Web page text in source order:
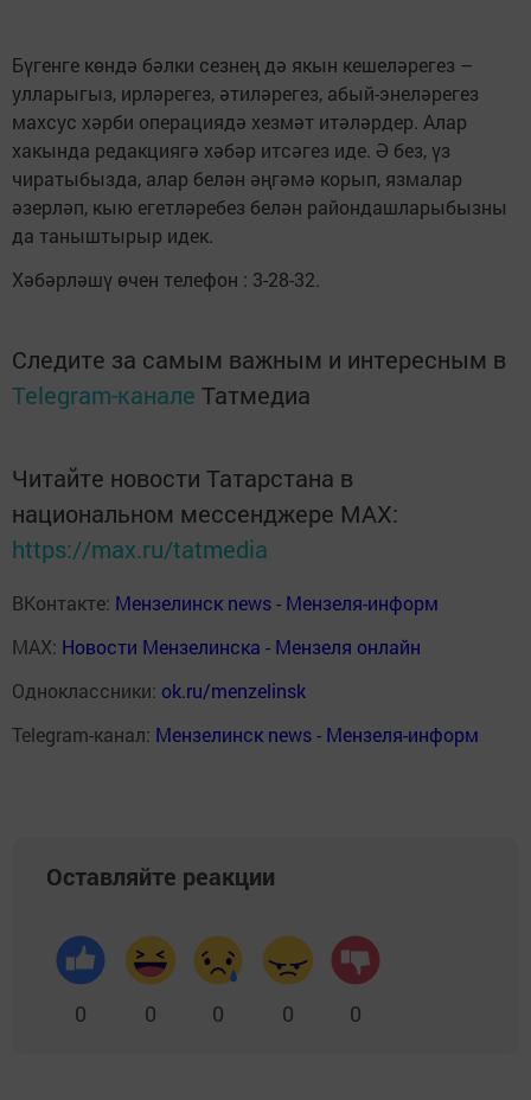
Бүгенге көндә бәлки сезнең дә якын кешеләрегез –
улларыгыз, ирләрегез, әтиләрегез, абый-энеләрегез
махсус хәрби операциядә хезмәт итәләрдер. Алар
хакында редакциягә хәбәр итсәгез иде. Ә без, үз
чиратыбызда, алар белән әңгәмә корып, язмалар
әзерләп, кыю егетләребез белән райондашларыбызны
да таныштырыр идек.
Хәбәрләшү өчен телефон : 3-28-32.
Следите за самым важным и интересным в
Telegram-канале Татмедиа
Читайте новости Татарстана в
национальном мессенджере MАХ:
https://max.ru/tatmedia
ВКонтакте: Мензелинск news - Мензеля-информ
MAX: Новости Мензелинска - Мензеля онлайн
Одноклассники: ok.ru/menzelinsk
Telegram-канал: Мензелинск news - Мензеля-информ
Оставляйте реакции
0 0 0 0 0